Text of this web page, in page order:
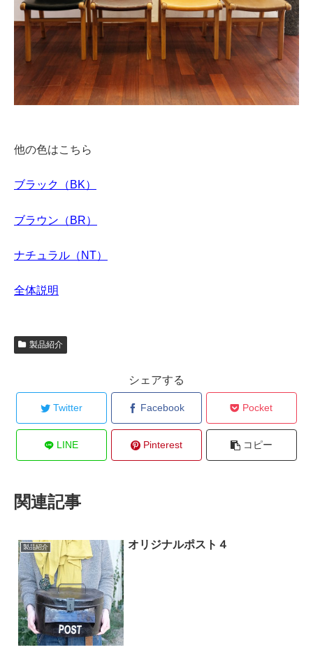
他の色はこちら
ブラック（BK）
ブラウン（BR）
ナチュラル（NT）
全体説明
製品紹介
シェアする
Twitter Facebook Pocket
LINE Pinterest コピー
関連記事
製品紹介 オリジナルポスト４